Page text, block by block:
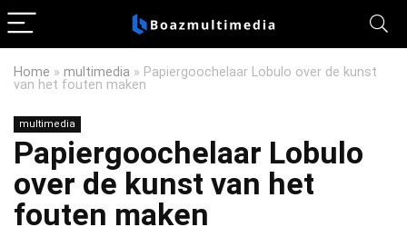
Home » multimedia » Papiergoochelaar Lobulo over de kunst
van het fouten maken
multimedia
Papiergoochelaar Lobulo
over de kunst van het
fouten maken